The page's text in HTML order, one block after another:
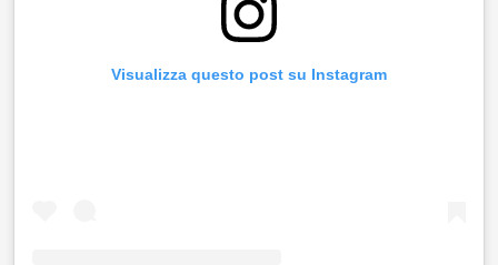
Visualizza questo post su Instagram